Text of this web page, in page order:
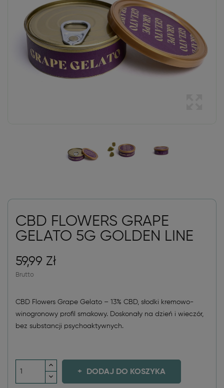
CBD FLOWERS GRAPE
GELATO 5G GOLDEN LINE
59,99 Zł
Brutto
CBD Flowers Grape Gelato – 13% CBD, słodki kremowo-
winogronowy profil smakowy. Doskonały na dzień i wieczór,
bez substancji psychoaktywnych.
DODAJ DO KOSZYKA